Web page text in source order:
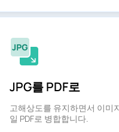
JPG를 PDF로
고해상도를 유지하면서 이미
일 PDF로 병합합니다.